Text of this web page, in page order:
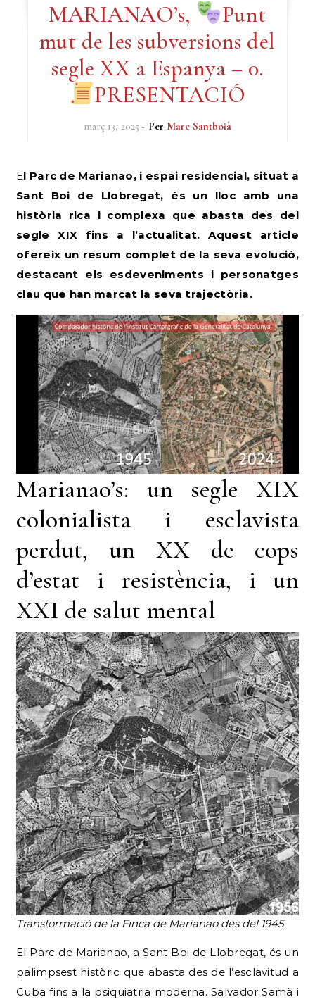
MARIANAO’s,
Punt
mut de les subversions del
segle XX a Espanya – 0.
PRESENTACIÓ
març 13, 2025 - Per Marc Santboià
El Parc de Marianao, i espai residencial, situat a
Sant Boi de Llobregat, és un lloc amb una
història rica i complexa que abasta des del
segle XIX fins a l’actualitat. Aquest article
ofereix un resum complet de la seva evolució,
destacant els esdeveniments i personatges
clau que han marcat la seva trajectòria.
Marianao’s: un segle XIX
colonialista i esclavista
perdut, un XX de cops
d’estat i resistència, i un
XXI de salut mental
Transformació de la Finca de Marianao des del 1945
El Parc de Marianao, a Sant Boi de Llobregat, és un
palimpsest històric que abasta des de l’esclavitud a
Cuba fins a la psiquiatria moderna. Salvador Samà i